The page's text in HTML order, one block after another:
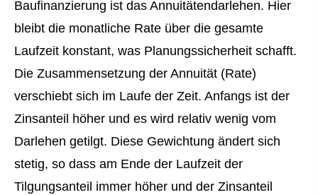
Baufinanzierung ist das Annuitätendarlehen. Hier
bleibt die monatliche Rate über die gesamte
Laufzeit konstant, was Planungssicherheit schafft.
Die Zusammensetzung der Annuität (Rate)
verschiebt sich im Laufe der Zeit. Anfangs ist der
Zinsanteil höher und es wird relativ wenig vom
Darlehen getilgt. Diese Gewichtung ändert sich
stetig, so dass am Ende der Laufzeit der
Tilgungsanteil immer höher und der Zinsanteil